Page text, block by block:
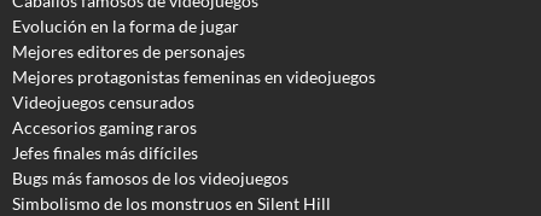
Evolución en la forma de jugar
Mejores editores de personajes
Mejores protagonistas femeninas en videojuegos
Videojuegos censurados
Accesorios gaming raros
Jefes finales más difíciles
Bugs más famosos de los videojuegos
Simbolismo de los monstruos en Silent Hill